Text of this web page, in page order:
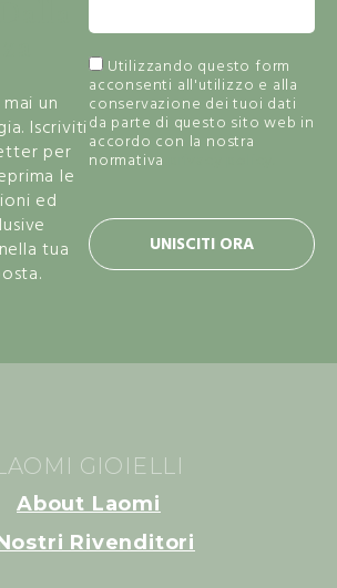
un
Iscriviti
per
le
ed
tua
Utilizzando questo form
acconsenti all'utilizzo e alla
conservazione dei tuoi dati
da parte di questo sito web in
accordo con la nostra
normativa
UNISCITI ORA
GIOIELLI
About Laomi
Rivenditori